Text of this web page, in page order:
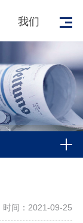
我们
时间：2021-09-25